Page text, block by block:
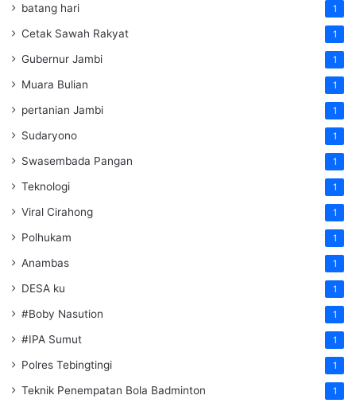
batang hari 1
Cetak Sawah Rakyat 1
Gubernur Jambi 1
Muara Bulian 1
pertanian Jambi 1
Sudaryono 1
Swasembada Pangan 1
Teknologi 1
Viral Cirahong 1
Polhukam 1
Anambas 1
DESA ku 1
#Boby Nasution 1
#IPA Sumut 1
Polres Tebingtingi 1
Teknik Penempatan Bola Badminton 1